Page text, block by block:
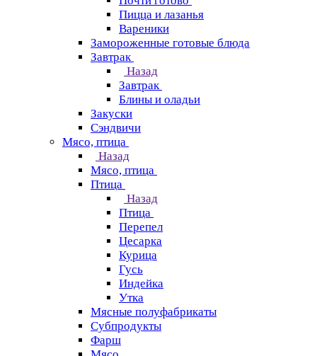
Пицца и лазанья
Вареники
Замороженные готовые блюда
Завтрак
Назад
Завтрак
Блины и оладьи
Закуски
Сэндвичи
Мясо, птица
Назад
Мясо, птица
Птица
Назад
Птица
Перепел
Цесарка
Курица
Гусь
Индейка
Утка
Мясные полуфабрикаты
Субпродукты
Фарш